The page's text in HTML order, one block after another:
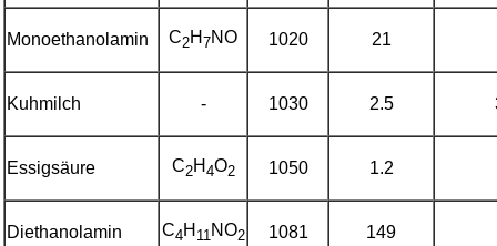
Monoethanolamin C2H 7NO 1020 21
Kuhmilch - 1030 2.5
Essigsäure C2H 4O2 1050 1.2
Diethanolamin C4H 11NO2 1081 149